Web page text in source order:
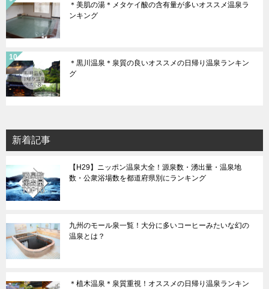
＊美肌の湯＊メタケイ酸の含有量が多いオススメ温泉ラ
ンキング
＊黒川温泉＊泉質の良いオススメの日帰り温泉ランキン
グ
新着記事
【H29】ニッポン温泉大全！源泉数・湧出量・温泉地
数・公衆浴場数を都道府県別にランキング
九州のモール泉一覧！大分に多いコーヒーみたいな幻の
温泉とは？
＊植木温泉＊泉質重視！オススメの日帰り温泉ランキン